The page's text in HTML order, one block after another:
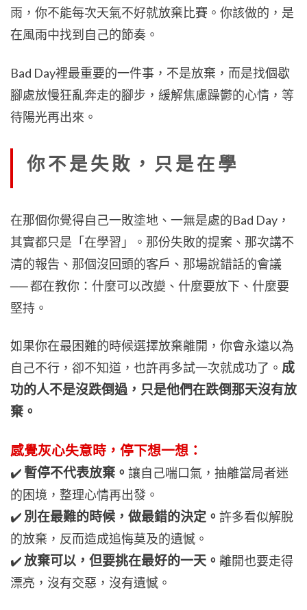
雨，你不能每次天氣不好就放棄比賽。你該做的，是
在風雨中找到自己的節奏。
Bad Day裡最重要的一件事，不是放棄，而是找個歇
腳處放慢狂亂奔走的腳步，緩解焦慮躁鬱的心情，等
待陽光再出來。
你不是失敗，只是在學
在那個你覺得自己一敗塗地、一無是處的Bad Day，
其實都只是「在學習」。那份失敗的提案、那次講不
清的報告、那個沒回頭的客戶、那場說錯話的會議
── 都在教你：什麼可以改變、什麼要放下、什麼要
堅持。
如果你在最困難的時候選擇放棄離開，你會永遠以為
自己不行，卻不知道，也許再多試一次就成功了。 成
功的人不是沒跌倒過，只是他們在跌倒那天沒有放
棄。
感覺灰心失意時，停下想一想：
✔️ 暫停不代表放棄。 讓自己喘口氣，抽離當局者迷
的困境，整理心情再出發。
✔️ 別在最難的時候，做最錯的決定。 許多看似解脫
的放棄，反而造成追悔莫及的遺憾。
✔️放棄可以，但要挑在最好的一天。 離開也要走得
漂亮，沒有交惡，沒有遺憾。